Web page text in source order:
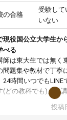
の合格
受験して
いない
現役国公立大学生か
べる
師は東大生では無く
問題集や教材で丁寧
24時間いつでも
(どの教科でも)。受
れるので、個人に合
す。カリキュラム
投稿